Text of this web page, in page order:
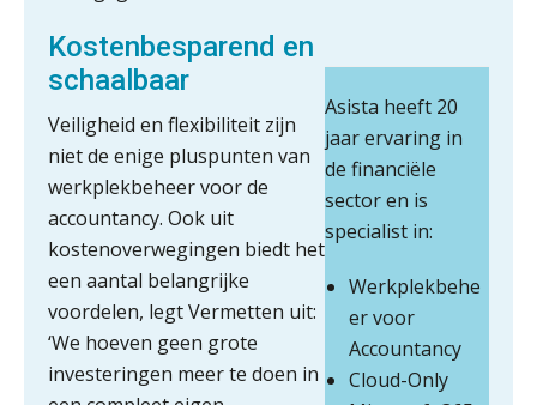
Asista heeft 20
jaar ervaring in
de financiële
sector en is
specialist in:
Werkplekbehe
er voor
Accountancy
Cloud-Only
Kostenbesparend en
schaalbaar
Veiligheid en flexibiliteit zijn
niet de enige pluspunten van
werkplekbeheer voor de
accountancy. Ook uit
kostenoverwegingen biedt het
een aantal belangrijke
voordelen, legt Vermetten uit:
‘We hoeven geen grote
investeringen meer te doen in
iXBRL controleren: wanneer moet
het, en waar let je op?
Het herbeleggen van de
Herinvesteringsreserve (HIR) in een
vastgoedbeleggingsfonds?
Inzicht in je organisatie: de kracht zit
in eenvoud
Ketenmachtigingen centraal beheren:
zo werkt u slimmer met eHerkenning
de autonome AI-boekhouder